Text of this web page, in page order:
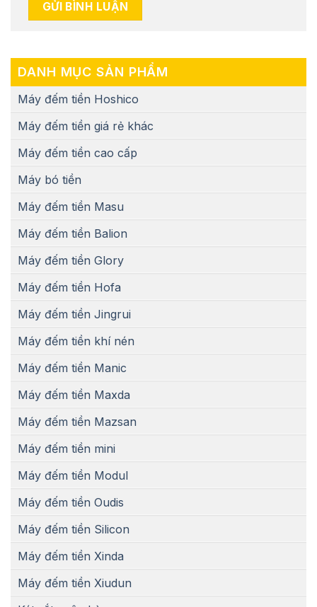
DANH MỤC SẢN PHẨM
Máy đếm tiền Hoshico
Máy đếm tiền giá rẻ khác
Máy đếm tiền cao cấp
Máy bó tiền
Máy đếm tiền Masu
Máy đếm tiền Balion
Máy đếm tiền Glory
Máy đếm tiền Hofa
Máy đếm tiền Jingrui
Máy đếm tiền khí nén
Máy đếm tiền Manic
Máy đếm tiền Maxda
Máy đếm tiền Mazsan
Máy đếm tiền mini
Máy đếm tiền Modul
Máy đếm tiền Oudis
Máy đếm tiền Silicon
Máy đếm tiền Xinda
Máy đếm tiền Xiudun